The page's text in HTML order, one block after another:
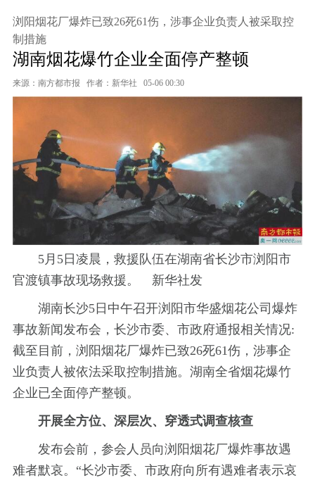
浏阳烟花厂爆炸已致26死61伤，涉事企业负责人被采取控
制措施
湖南烟花爆竹企业全面停产整顿
来源：南方都市报 作者：新华社 05-06 00:30
5月5日凌晨，救援队伍在湖南省长沙市浏阳市
官渡镇事故现场救援。 新华社发
湖南长沙5日中午召开浏阳市华盛烟花公司爆炸
事故新闻发布会，长沙市委、市政府通报相关情况:
截至目前，浏阳烟花厂爆炸已致26死61伤，涉事企
业负责人被依法采取控制措施。湖南全省烟花爆竹
企业已全面停产整顿。
开展全方位、深层次、穿透式调查核查
发布会前，参会人员向浏阳烟花厂爆炸事故遇
难者默哀。“长沙市委、市政府向所有遇难者表示哀